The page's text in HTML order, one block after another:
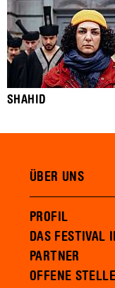
SHAHID
ÜBER UNS
PROFIL
DAS FESTIVAL
PARTNER
OFFENE